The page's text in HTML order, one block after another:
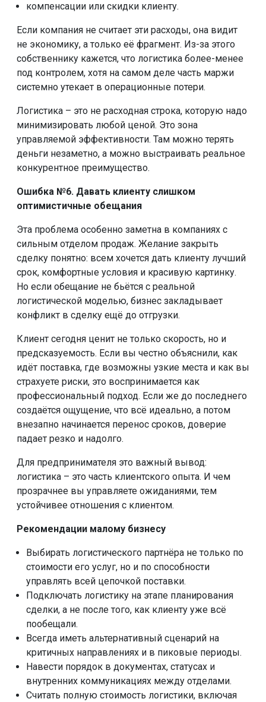
компенсации или скидки клиенту.
Если компания не считает эти расходы, она видит
не экономику, а только её фрагмент. Из-за этого
собственнику кажется, что логистика более-менее
под контролем, хотя на самом деле часть маржи
системно утекает в операционные потери.
Логистика – это не расходная строка, которую надо
минимизировать любой ценой. Это зона
управляемой эффективности. Там можно терять
деньги незаметно, а можно выстраивать реальное
конкурентное преимущество.
Ошибка №6. Давать клиенту слишком
оптимистичные обещания
Эта проблема особенно заметна в компаниях с
сильным отделом продаж. Желание закрыть
сделку понятно: всем хочется дать клиенту лучший
срок, комфортные условия и красивую картинку.
Но если обещание не бьётся с реальной
логистической моделью, бизнес закладывает
конфликт в сделку ещё до отгрузки.
Клиент сегодня ценит не только скорость, но и
предсказуемость. Если вы честно объяснили, как
идёт поставка, где возможны узкие места и как вы
страхуете риски, это воспринимается как
профессиональный подход. Если же до последнего
создаётся ощущение, что всё идеально, а потом
внезапно начинается перенос сроков, доверие
падает резко и надолго.
Для предпринимателя это важный вывод:
логистика – это часть клиентского опыта. И чем
прозрачнее вы управляете ожиданиями, тем
устойчивее отношения с клиентом.
Рекомендации малому бизнесу
Выбирать логистического партнёра не только по
стоимости его услуг, но и по способности
управлять всей цепочкой поставки.
Подключать логистику на этапе планирования
сделки, а не после того, как клиенту уже всё
пообещали.
Всегда иметь альтернативный сценарий на
критичных направлениях и в пиковые периоды.
Навести порядок в документах, статусах и
внутренних коммуникациях между отделами.
Считать полную стоимость логистики, включая